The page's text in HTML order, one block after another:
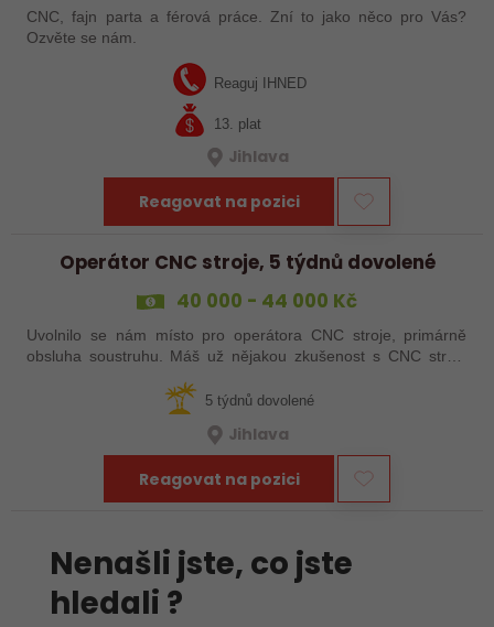
CNC, fajn parta a férová práce. Zní to jako něco pro Vás?
Ozvěte se nám.
Reaguj IHNED
13. plat
Jihlava
Reagovat na pozici
Operátor CNC stroje, 5 týdnů dovolené
40 000 - 44 000 Kč
Uvolnilo se nám místo pro operátora CNC stroje, primárně
obsluha soustruhu. Máš už nějakou zkušenost s CNC stroji,
pošli životopis. Rádi…
5 týdnů dovolené
Jihlava
Reagovat na pozici
Nenašli jste, co jste
hledali ?